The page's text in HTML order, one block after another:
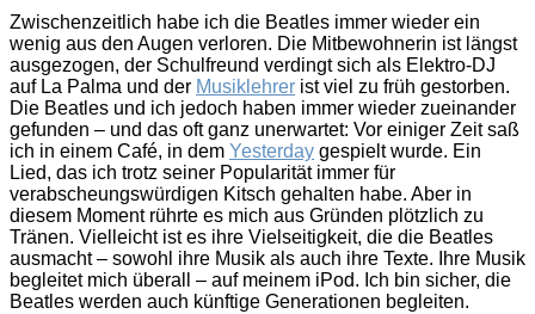
Zwischenzeitlich habe ich die Beatles immer wieder ein
wenig aus den Augen verloren. Die Mitbewohnerin ist längst
ausgezogen, der Schulfreund verdingt sich als Elektro-DJ
auf La Palma und der Musiklehrer ist viel zu früh gestorben.
Die Beatles und ich jedoch haben immer wieder zueinander
gefunden – und das oft ganz unerwartet: Vor einiger Zeit saß
ich in einem Café, in dem Yesterday gespielt wurde. Ein
Lied, das ich trotz seiner Popularität immer für
verabscheungswürdigen Kitsch gehalten habe. Aber in
diesem Moment rührte es mich aus Gründen plötzlich zu
Tränen. Vielleicht ist es ihre Vielseitigkeit, die die Beatles
ausmacht – sowohl ihre Musik als auch ihre Texte. Ihre Musik
begleitet mich überall – auf meinem iPod. Ich bin sicher, die
Beatles werden auch künftige Generationen begleiten.